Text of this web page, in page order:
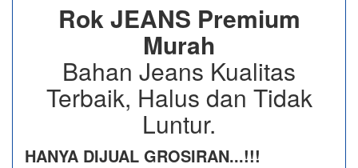
Rok JEANS Premium
Murah
Bahan Jeans Kualitas
Terbaik, Halus dan Tidak
Luntur.
HANYA DIJUAL GROSIRAN...!!!